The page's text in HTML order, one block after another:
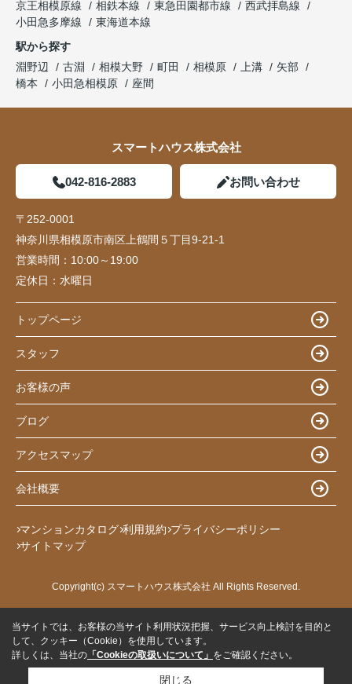
京王相模原線
相鉄本線 東急田園都市線
西武拝島線
小田急多摩線
東海道本線
駅から探す
淵野辺
古淵 相模大野 町田 相模原 上溝
矢部
橋本
小田急相模原 座間
スマートハウス株式会社
042-816-2883 お問い合わせ
〒252-0001
神奈川県相模原市南区上鶴間５丁目9-21-1
営業時間： 10:00～19:00
定休日： 水曜日
トップページ
スタッフ
お客様の声
ブログ
アクセスマップ
会社概要
マンションカタログ 利用規約 プライバシーポリシー
サイトマップ
Copyright(c) スマートハウス株式会社 All Rights Reserved.
当サイトでは、お客様の当サイト利用状況把握、サービス向上検討を目的と
して、クッキー（Cookie）を使用しています。
詳しくは、当社の 「Cookieの取扱いについて」 をご確認ください。
閉じる